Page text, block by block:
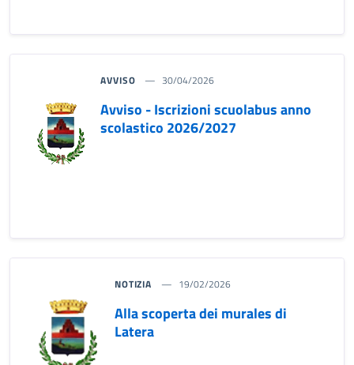
AVVISO 30/04/2026
Avviso - Iscrizioni scuolabus anno
scolastico 2026/2027
NOTIZIA 19/02/2026
Alla scoperta dei murales di
Latera